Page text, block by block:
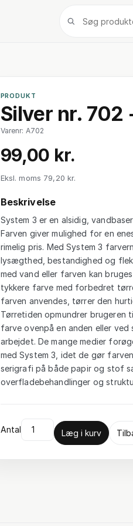
PRODUKT
Silver nr.
Varenr: A702
99,00 kr.
Eksl. moms 79,20 kr.
Beskrivelse
System 3 er en alsidig,
Farven giver mulighed for en
rimelig pris. Med System 3
lysægthed, bestandighed og
med vand eller farven kan
tykkere farve med forbedret
farven anvendes, tørrer den
Tørretiden opmundrer
farve ovenpå en anden eller
arbejdet. De mange medier
med System 3, idet de gør
serigrafi på både papir og stof
overfladebehandlinger og
Antal Læg i kurv